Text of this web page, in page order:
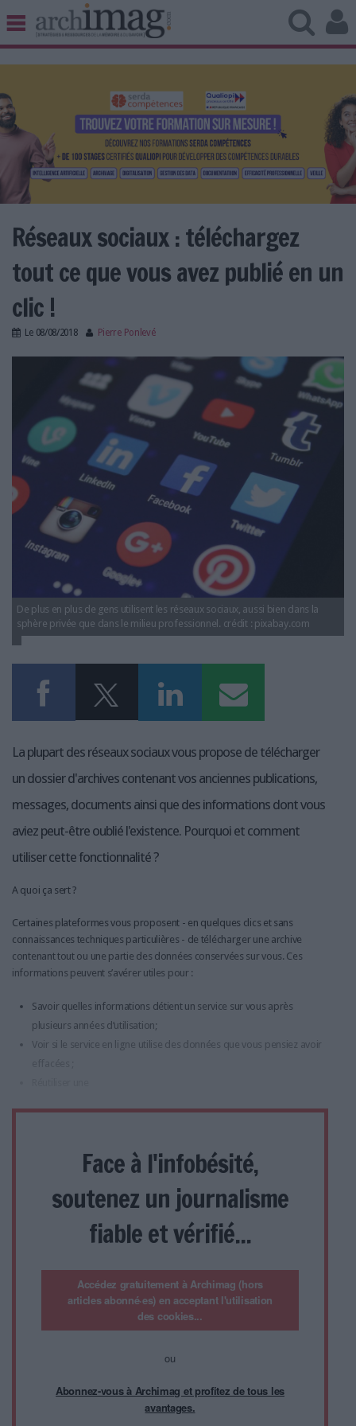
BIBLIOTHÈQUE ÉDITION
UNIVERS DATA
TRAVAIL COLLABORATIF
VIE NUMÉRIQUE
NUMÉRIQUE RESPONSABLE
LES DOSSIERS
LES NEWSLETTERS
LE MAGAZINE
LES GUIDES PRATIQUES
LES BASES DE DONNÉES
L'ESPACE EMPLOI
L'AGENDA
L'ANNUAIRE DES ACTEURS
LES LIVRES BLANCS
LES SUPPLÉMENTS
NOS OFFRES D'ABONNEMENTS
Réseaux sociaux : téléchargez
tout ce que vous avez publié en un
clic !
Le 08/08/2018 Pierre Ponlevé
réseaux_sociaux.jpg
De plus en plus de gens utilisent les réseaux sociaux, aussi bien dans la
sphère privée que dans le milieu professionnel. crédit : pixabay.com
La plupart des réseaux sociaux vous propose de télécharger
un dossier d'archives contenant vos anciennes publications,
messages, documents ainsi que des informations dont vous
aviez peut-être oublié l'existence. Pourquoi et comment
utiliser cette fonctionnalité ?
A quoi ça sert ?
Certaines plateformes vous proposent - en quelques clics et sans
connaissances techniques particulières - de télécharger une archive
contenant tout ou une partie des données conservées sur vous. Ces
informations peuvent s’avérer utiles pour :
Savoir quelles informations détient un service sur vous après
plusieurs années d’utilisation;
Voir si le service en ligne utilise des données que vous pensiez avoir
Face à l'infobésité,
soutenez un journalisme
fiable et vérifié...
Accédez gratuitement à Archimag (hors
articles abonné·es) en acceptant l'utilisation
des cookies...
ou
Abonnez-vous à Archimag et profitez de tous les
avantages.